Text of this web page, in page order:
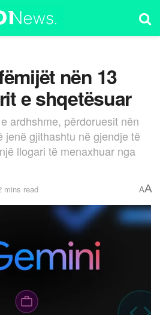
nën 13
e shqetësuar
ardhshme, përdoruesit nën
jenë gjithashtu në gjendje të
llogari të menaxhuar nga
mins read AA